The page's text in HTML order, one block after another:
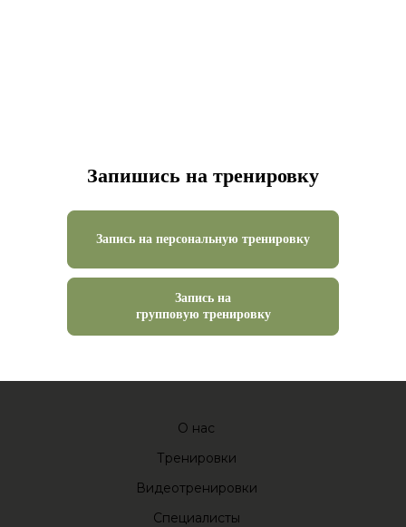
Запишись на тренировку
Запись на персональную тренировку
Запись на
групповую тренировку
О нас
Тренировки
Видеотренировки
Специалисты